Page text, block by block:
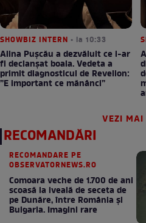
SHOWBIZ INTERN • la 10:33
Alina Pușcău a dezvăluit ce i-ar
fi declanșat boala. Vedeta a
primit diagnosticul de Revelion:
”E important ce mănânci”
VEZI MAI
RECOMANDĂRI
RECOMANDARE PE
OBSERVATORNEWS.RO
Comoara veche de 1.700 de ani
scoasă la iveală de seceta de
pe Dunăre, între România şi
Bulgaria. Imagini rare